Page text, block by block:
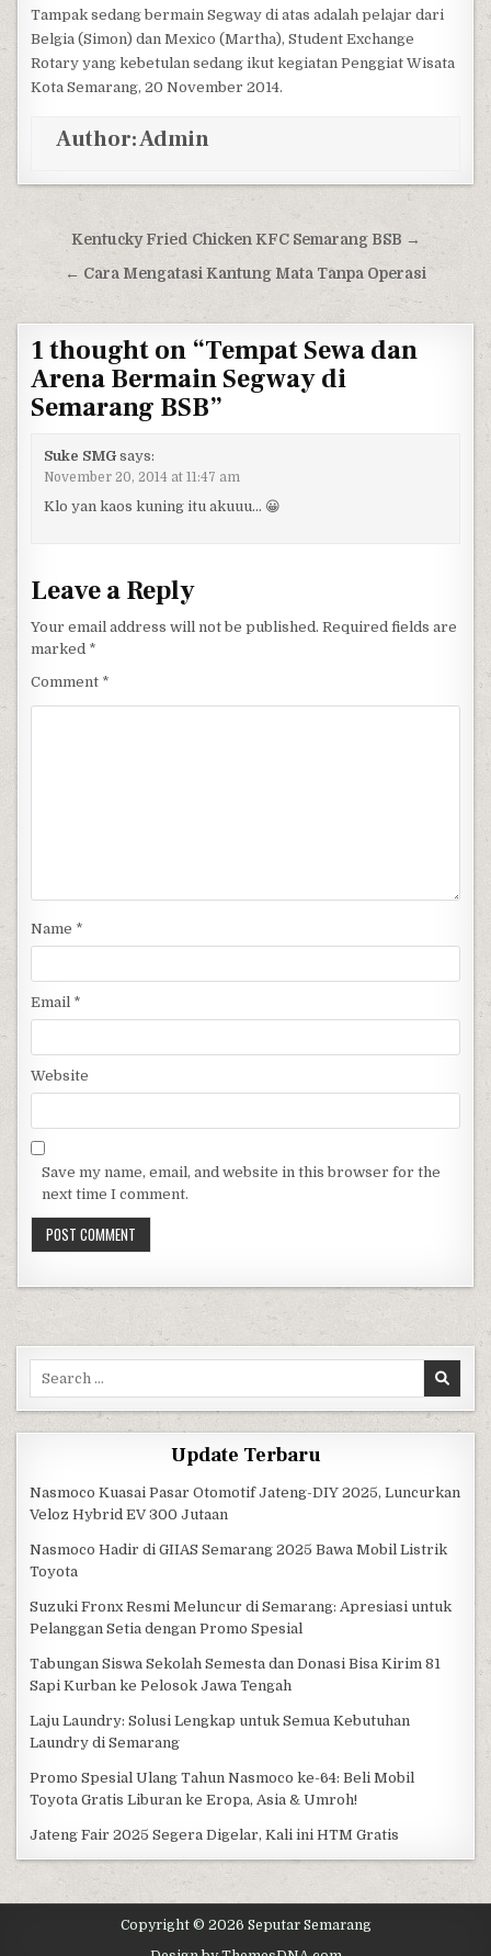
Tampak sedang bermain Segway di atas adalah pelajar dari
Belgia (Simon) dan Mexico (Martha), Student Exchange
Rotary yang kebetulan sedang ikut kegiatan Penggiat Wisata
Kota Semarang, 20 November 2014.
Author:Admin
Post navigation
Kentucky Fried Chicken KFC Semarang BSB →
← Cara Mengatasi Kantung Mata Tanpa Operasi
1 thought on “Tempat Sewa dan
Arena Bermain Segway di
Semarang BSB”
Suke SMG says:
November 20, 2014 at 11:47 am
Klo yan kaos kuning itu akuuu… 😀
Leave a Reply
Your email address will not be published. Required fields are
marked *
Comment *
Name *
Email *
Website
Save my name, email, and website in this browser for the
next time I comment.
Update Terbaru
Nasmoco Kuasai Pasar Otomotif Jateng-DIY 2025, Luncurkan
Veloz Hybrid EV 300 Jutaan
Nasmoco Hadir di GIIAS Semarang 2025 Bawa Mobil Listrik
Toyota
Suzuki Fronx Resmi Meluncur di Semarang: Apresiasi untuk
Pelanggan Setia dengan Promo Spesial
Tabungan Siswa Sekolah Semesta dan Donasi Bisa Kirim 81
Sapi Kurban ke Pelosok Jawa Tengah
Laju Laundry: Solusi Lengkap untuk Semua Kebutuhan
Laundry di Semarang
Promo Spesial Ulang Tahun Nasmoco ke-64: Beli Mobil
Toyota Gratis Liburan ke Eropa, Asia & Umroh!
Jateng Fair 2025 Segera Digelar, Kali ini HTM Gratis
Copyright © 2026 Seputar Semarang